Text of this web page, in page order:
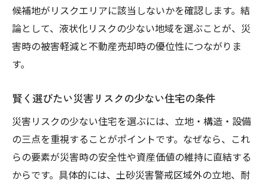
候補地がリスクエリアに該当しないかを確認します。結
論として、液状化リスクの少ない地域を選ぶことが、災
害時の被害軽減と不動産売却時の優位性につながりま
す。
賢く選びたい災害リスクの少ない住宅の条件
災害リスクの少ない住宅を選ぶには、立地・構造・設備
の三点を重視することがポイントです。なぜなら、これ
らの要素が災害時の安全性や資産価値の維持に直結する
からです。具体的には、土砂災害警戒区域外の立地、耐